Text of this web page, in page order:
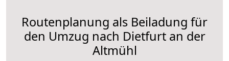
Routenplanung als Beiladung für
den Umzug nach Dietfurt an der
Altmühl